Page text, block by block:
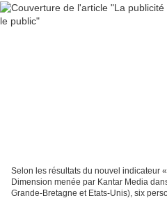
Selon les résultats du nouvel indicateur
Dimension menée par Kantar Media
Grande-Bretagne et Etats-Unis), six